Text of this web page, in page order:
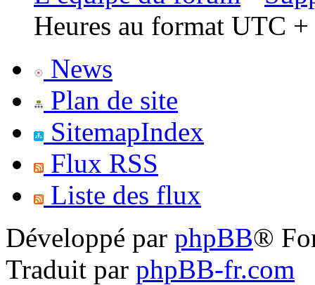
Heures au format UTC +
News
Plan de site
SitemapIndex
Flux RSS
Liste des flux
Développé par phpBB®
Traduit par phpBB-fr.com